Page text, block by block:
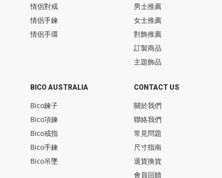
情侶對戒
情侶手鍊
情侶手環
BICO AUSTRALIA
Bico鍊子
Bico項鍊
Bico戒指
Bico手鍊
Bico吊墜
男士推薦
女士推薦
對飾推薦
訂製商品
主題飾品
CONTACT US
關於我們
聯絡我們
常見問題
尺寸指南
退貨換貨
會員回饋